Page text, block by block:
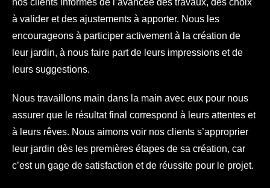
à valider et des ajustements à apporter. Nous les
encourageons à participer activement à la création de
leur jardin, à nous faire part de leurs impressions et de
leurs suggestions.
Nous travaillons main dans la main avec eux pour nous
assurer que le résultat final correspond à leurs attentes et
à leurs rêves. Nous aimons voir nos clients s’approprier
leur jardin dès les premières étapes de sa création, car
c’est un gage de satisfaction et de réussite pour le projet.